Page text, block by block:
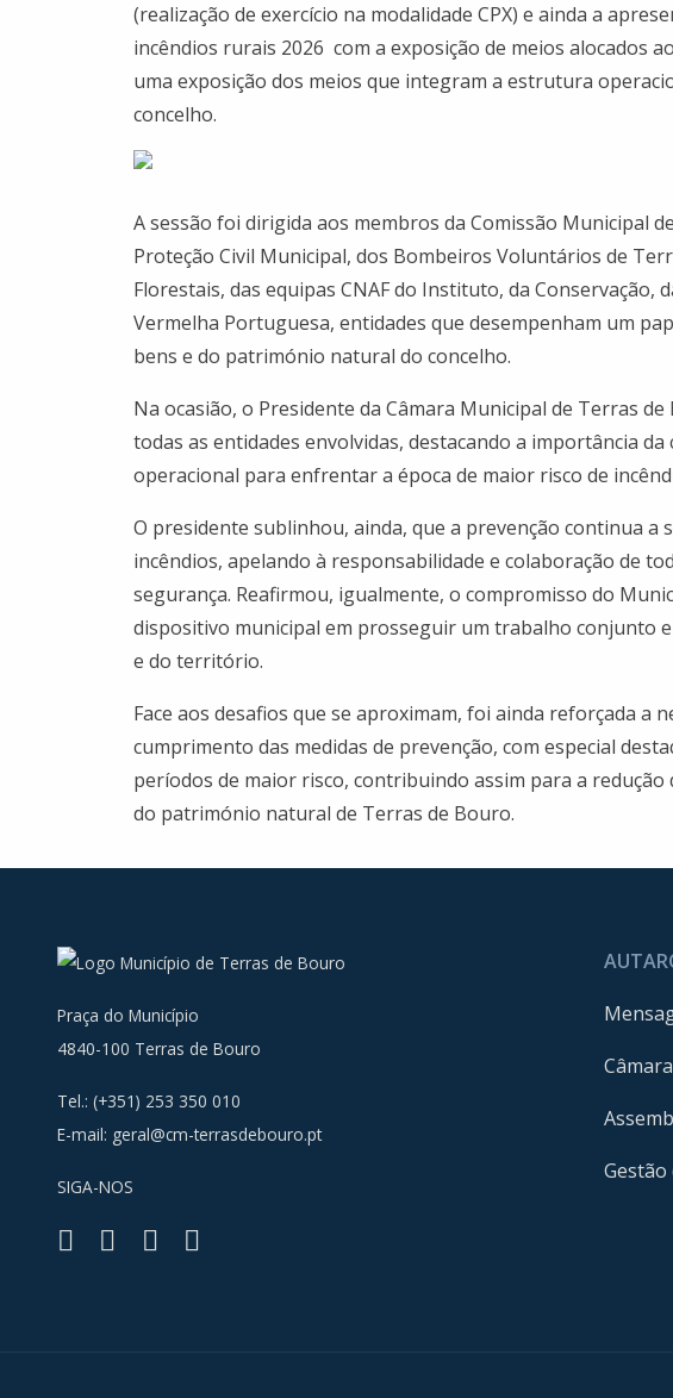
(realização de exercício na modalidade CPX) e ainda a
incêndios rurais 2026 com a exposição de meios alocados
uma exposição dos meios que integram a estrutura
concelho.
A sessão foi dirigida aos membros da Comissão Municipal
Proteção Civil Municipal, dos Bombeiros Voluntários de
Florestais, das equipas CNAF do Instituto, da Conservação,
Vermelha Portuguesa, entidades que desempenham um
bens e do património natural do concelho.
Na ocasião, o Presidente da Câmara Municipal de Terras
todas as entidades envolvidas, destacando a importância
operacional para enfrentar a época de maior risco de
O presidente sublinhou, ainda, que a prevenção continua
incêndios, apelando à responsabilidade e colaboração de
segurança. Reafirmou, igualmente, o compromisso do
dispositivo municipal em prosseguir um trabalho conjunto
e do território.
Face aos desafios que se aproximam, foi ainda reforçada a
cumprimento das medidas de prevenção, com especial
períodos de maior risco, contribuindo assim para a
do património natural de Terras de Bouro.
Praça do Município
4840-100 Terras de Bouro
Tel.: (+351) 253 350 010
E-mail: geral@cm-terrasdebouro.pt
SIGA-NOS
Facebook
Youtube
Instagram